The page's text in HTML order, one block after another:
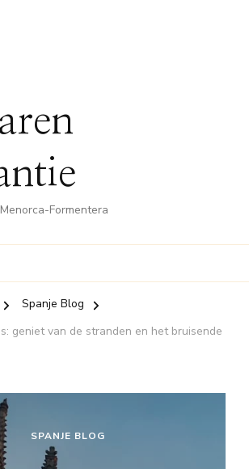
Formentera
Spanje Blog
geniet van de stranden en het bruisende
SPANJE BLOG